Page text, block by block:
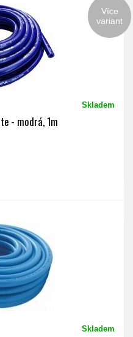
Skladem
- modrá, 1m
Více
variant
Skladem